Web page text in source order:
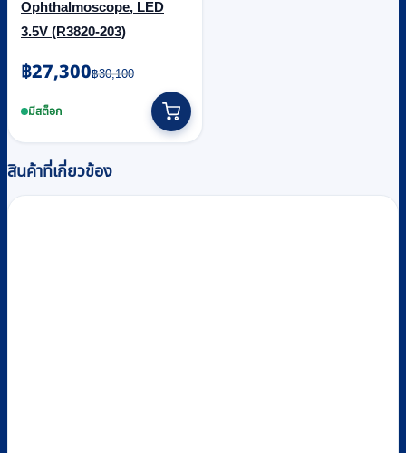
Ophthalmoscope, LED
3.5V (R3820-203)
฿30,100
Original
price
was:
฿27,300
Current
price
is:มีสต็อก
สินค้าที่เกี่ยวข้อง